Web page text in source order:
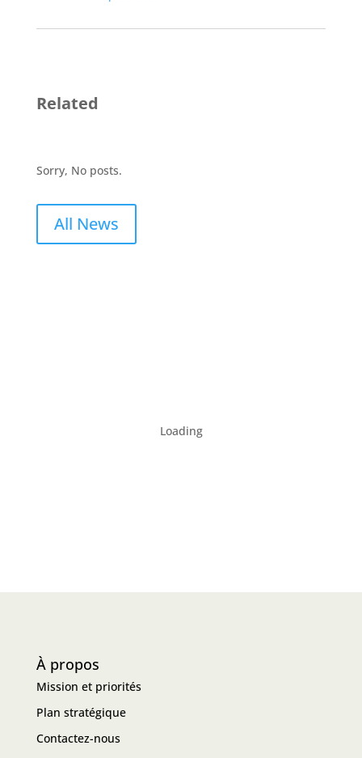
Related
Sorry, No posts.
All News
Loading
À propos
Mission et priorités
Plan stratégique
Contactez-nous